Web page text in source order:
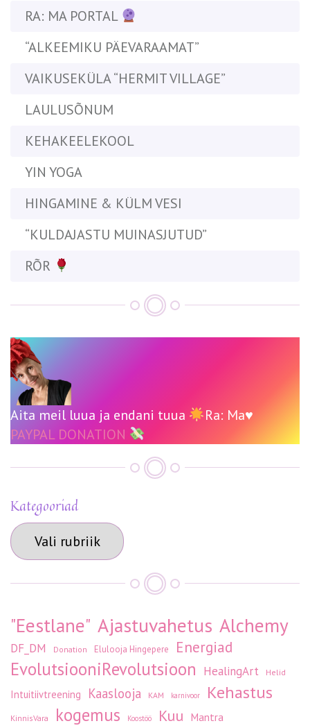
RA: MA PORTAL
“ALKEEMIKU PÄEVARAAMAT”
VAIKUSEKÜLA “HERMIT VILLAGE”
LAULUSÕNUM
KEHAKEELEKOOL
YIN YOGA
HINGAMINE & KÜLM VESI
“KULDAJASTU MUINASJUTUD”
RÕR
Aita meil luua ja endani tuua
Ra: Ma♥️
PAYPAL DONATION
Kategooriad
Kategooriad
"Eestlane" Ajastuvahetus Alchemy
DF_DM Donation Elulooja Hingepere Energiad
EvolutsiooniRevolutsioon HealingArt Helid
Intuitiivtreening Kaaslooja KAM karnivoor Kehastus
KinnisVara kogemus Koostöö Kuu Mantra